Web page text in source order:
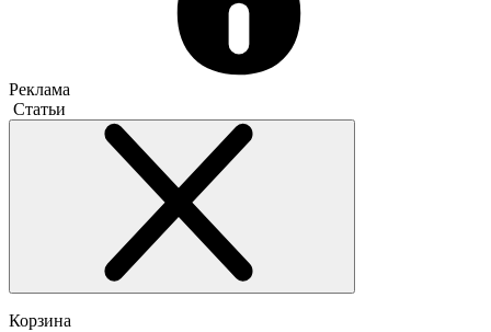
Реклама
Статьи
Корзина